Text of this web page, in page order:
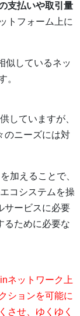
支払いや取引量
トフォーム上に
似しているネッ
。
していますが、
のニーズには対
加えることで、
コシステムを操
サービスに必要
るために必要な
ネットワーク上
ションを可能に
させ、ゆくゆく